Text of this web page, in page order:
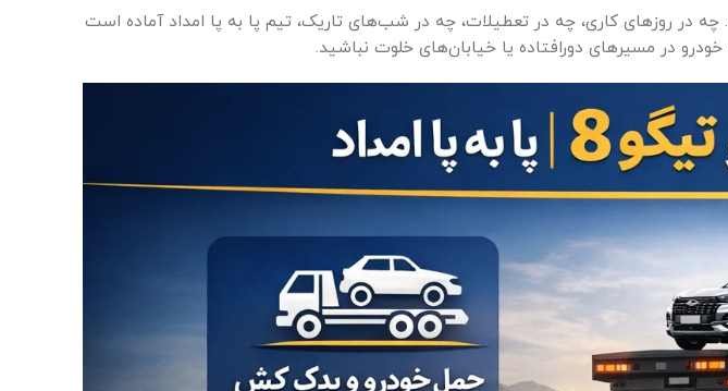
مزیت‌های استفاده از خدمات ما، ارائه امداد خودرو شبانه روزی تیگو 8 است. چه در روزهای کاری، چه در تعطیلات، چه در شب‌های تاریک، تیم پا به پا امداد آماده است
در مسیرهای دورافتاده یا خیابان‌های خلوت نباشید.